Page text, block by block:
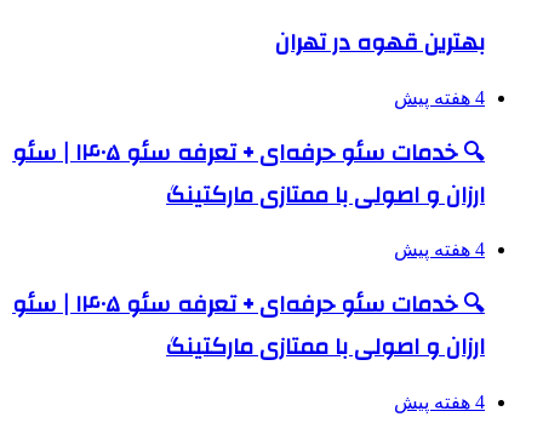
بهترین قهوه در تهران
4 هفته پیش
🔍 خدمات سئو حرفه‌ای + تعرفه سئو ۱۴۰۵ | سئو
ارزان و اصولی با ممتازی مارکتینگ
4 هفته پیش
🔍 خدمات سئو حرفه‌ای + تعرفه سئو ۱۴۰۵ | سئو
ارزان و اصولی با ممتازی مارکتینگ
4 هفته پیش